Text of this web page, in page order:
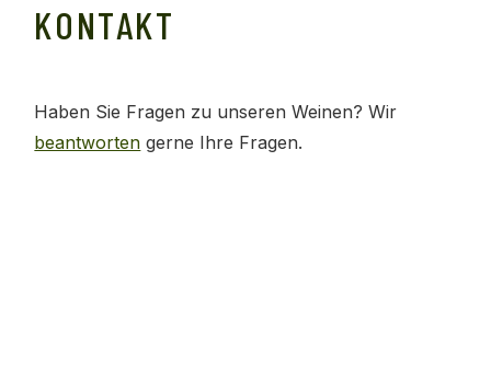
KONTAKT
Haben Sie Fragen zu unseren Weinen? Wir
beantworten gerne Ihre Fragen.